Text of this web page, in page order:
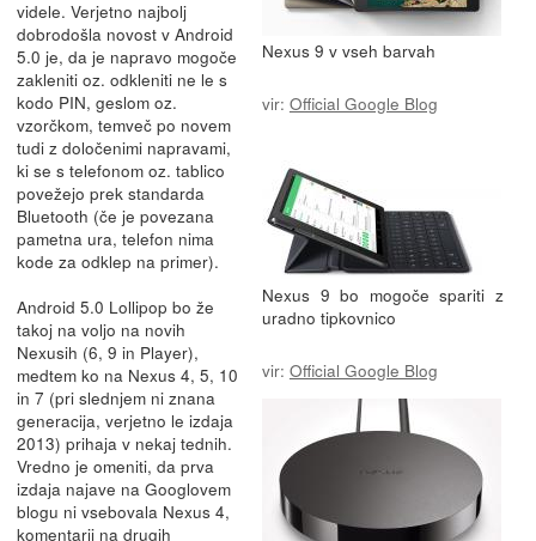
Nexus 9 v vseh barvah
vir: Official Google Blog
Nexus 9 bo mogoče spariti z
uradno tipkovnico
vir: Official Google Blog
videle. Verjetno najbolj
dobrodošla novost v Android
5.0 je, da je napravo mogoče
zakleniti oz. odkleniti ne le s
kodo PIN, geslom oz.
vzorčkom, temveč po novem
tudi z določenimi napravami,
ki se s telefonom oz. tablico
povežejo prek standarda
Bluetooth (če je povezana
pametna ura, telefon nima
kode za odklep na primer).
Android 5.0 Lollipop bo že
takoj na voljo na novih
Nexusih (6, 9 in Player),
medtem ko na Nexus 4, 5, 10
in 7 (pri slednjem ni znana
generacija, verjetno le izdaja
2013) prihaja v nekaj tednih.
Vredno je omeniti, da prva
izdaja najave na Googlovem
blogu ni vsebovala Nexus 4,
komentarji na drugih